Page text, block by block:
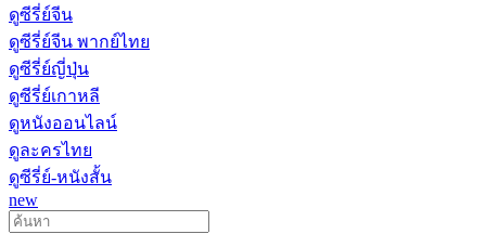
ดูซีรี่ย์จีน
ดูซีรี่ย์จีน พากย์ไทย
ดูซีรี่ย์ญี่ปุ่น
ดูซีรี่ย์เกาหลี
ดูหนังออนไลน์
ดูละครไทย
ดูซีรี่ย์-หนังสั้น
new